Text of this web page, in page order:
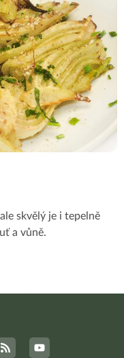
skvělý je i tepelně
a vůně.